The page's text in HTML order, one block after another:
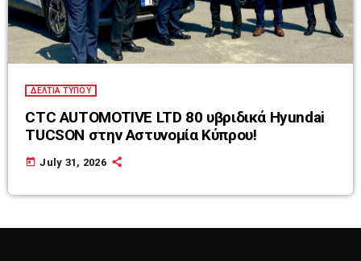
ΔΕΛΤΙΑ ΤΥΠΟΥ
CTC AUTOMOTIVE LTD 80 υβριδικά Hyundai
TUCSON στην Αστυνομία Κύπρου!
today July 31, 2026